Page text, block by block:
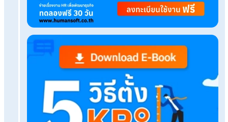
จ่ายประกันสังคม
เรื่องที่คุณอาจสนใจ
พาร์ทไทม์มาสาย ลงเวลาเป็นเศษระบบเงินเดือนออนไ
จัดการได้ไหม